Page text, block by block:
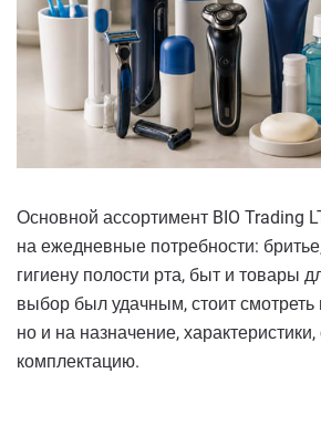
Основной ассортимент BIO Trading
на ежедневные потребности:
гигиену полости рта, быт и товары
выбор был удачным, стоит смотреть
но и на назначение,
комплектацию.